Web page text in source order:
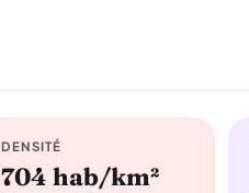
DENSITÉ
704 hab/km²